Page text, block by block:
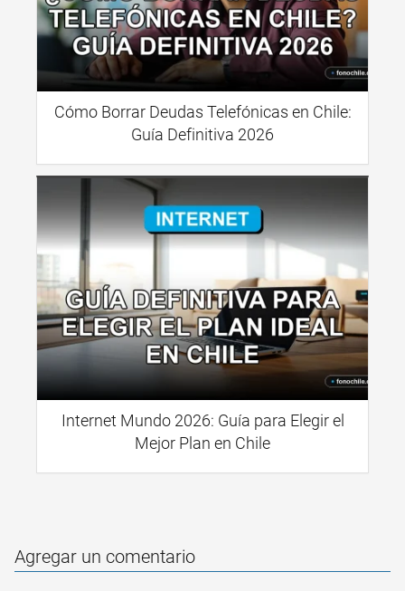
Cómo Borrar Deudas Telefónicas en Chile:
Guía Definitiva 2026
Internet Mundo 2026: Guía para Elegir el
Mejor Plan en Chile
Agregar un comentario